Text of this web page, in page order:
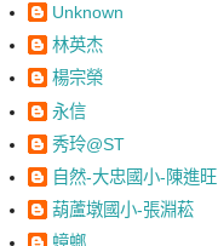
Unknown
林英杰
楊宗榮
永信
秀玲@ST
自然-大忠國小-陳進旺
葫蘆墩國小-張淵菘